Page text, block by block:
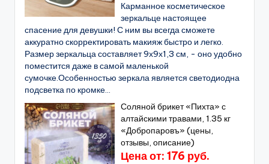
Карманное косметическое
зеркальце настоящее
спасение для девушки! С ним вы всегда сможете
аккуратно скорректировать макияж быстро и легко.
Размер зеркальца составляет 9х9х1,3 см, - оно удобно
поместится даже в самой маленькой
сумочке.Особенностью зеркала является светодиодна
подсветка по кромке...
Соляной брикет «Пихта» с
алтайскими травами, 1.35 кг
«Добропаровъ» (цены,
отзывы, описание)
Цена от: 176 руб.